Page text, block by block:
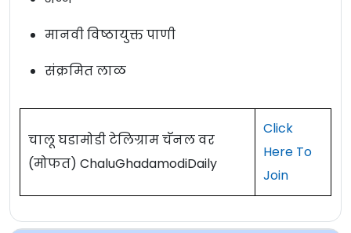
मानवी विष्ठायुक्त पाणी
संक्रमित लाळ
चालू घडामोडी टेलिग्राम चॅनल वर
(मोफत) ChaluGhadamodiDaily
Click
Here To
Join